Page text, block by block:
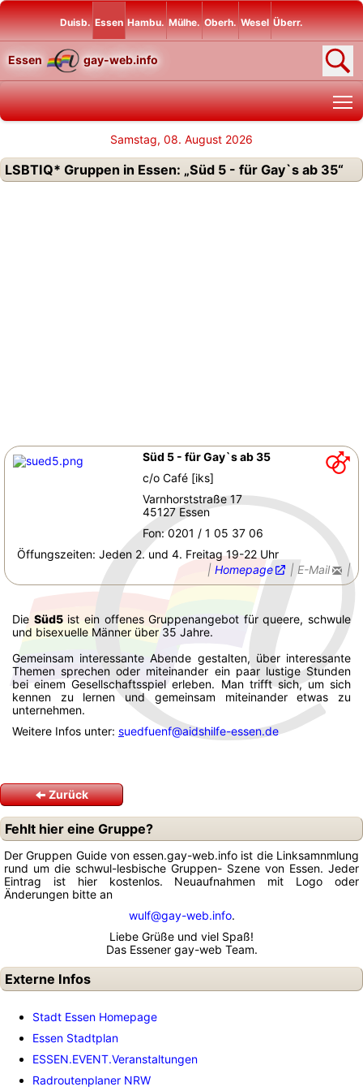
Duisb. Essen Hambu. Mülhe. Oberh. Wesel Überr.
Essen gay-web.info
Samstag, 08. August 2026
LSBTIQ* Gruppen in Essen: „Süd 5 - für Gay`s ab 35“
Süd 5 - für Gay`s ab 35
c/o Café [iks]
Varnhorststraße 17
45127 Essen
Fon: 0201 / 1 05 37 06
Öffungszeiten: Jeden 2. und 4. Freitag 19-22 Uhr
| Homepage | E-Mail |
Die Süd5ist ein offenes Gruppenangebot für queere, schwule
und bisexuelle Männer über 35 Jahre.
Gemeinsam interessante Abende gestalten, über interessante
Themen sprechen oder miteinander ein paar lustige Stunden
bei einem Gesellschaftsspiel erleben. Man trifft sich, um sich
kennen zu lernen und gemeinsam miteinander etwas zu
unternehmen.
Weitere Infos unter: suedfuenf@aidshilfe-essen.de
Zurück
Fehlt hier eine Gruppe?
Der Gruppen Guide von essen.gay-web.info ist die Linksamnmlung
rund um die schwul-lesbische Gruppen- Szene von Essen. Jeder
Eintrag ist hier kostenlos. Neuaufnahmen mit Logo oder
Änderungen bitte an
wulf@gay-web.info.
Liebe Grüße und viel Spaß!
Das Essener gay-web Team.
Externe Infos
Stadt Essen Homepage
Essen Stadtplan
ESSEN.EVENT.Veranstaltungen
Radroutenplaner NRW